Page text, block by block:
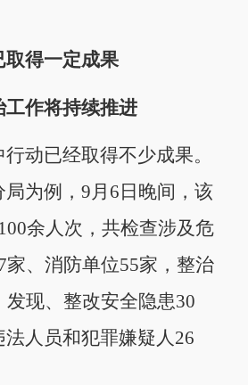
得一定成果
作将持续推进
已经取得不少成果。
局为例，9月6日晚间，该
余人次，共检查涉及危
家、消防单位55家，整治
发现、整改安全隐患30
人员和犯罪嫌疑人26